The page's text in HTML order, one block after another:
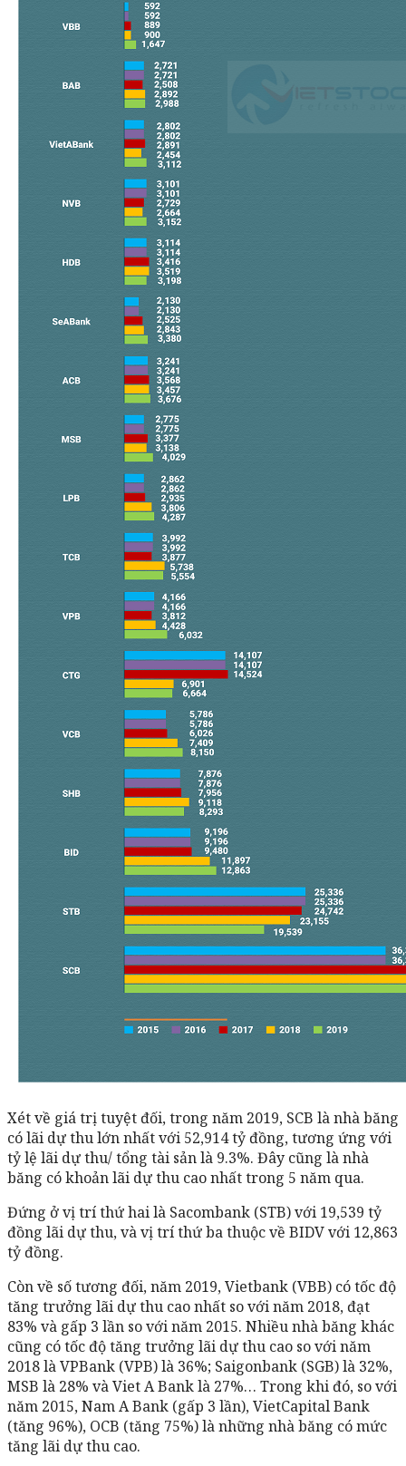
Xét về giá trị tuyệt đối, trong năm 2019, SCB là nhà băng
có lãi dự thu lớn nhất với 52,914 tỷ đồng, tương ứng với
tỷ lệ lãi dự thu/ tổng tài sản là 9.3%. Đây cũng là nhà
băng có khoản lãi dự thu cao nhất trong 5 năm qua.
Đứng ở vị trí thứ hai là Sacombank (STB) với 19,539 tỷ
đồng lãi dự thu, và vị trí thứ ba thuộc về BIDV với 12,863
tỷ đồng.
Còn về số tương đối, năm 2019, Vietbank (VBB) có tốc độ
tăng trưởng lãi dự thu cao nhất so với năm 2018, đạt
83% và gấp 3 lần so với năm 2015. Nhiều nhà băng khác
cũng có tốc độ tăng trưởng lãi dự thu cao so với năm
2018 là VPBank (VPB) là 36%; Saigonbank (SGB) là 32%,
MSB là 28% và Viet A Bank là 27%… Trong khi đó, so với
năm 2015, Nam A Bank (gấp 3 lần), VietCapital Bank
(tăng 96%), OCB (tăng 75%) là những nhà băng có mức
tăng lãi dự thu cao.